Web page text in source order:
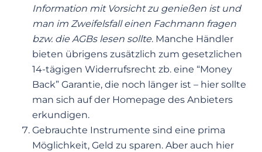
Information mit Vorsicht zu genießen ist und
man im Zweifelsfall einen Fachmann fragen
bzw. die AGBs lesen sollte. Manche Händler
bieten übrigens zusätzlich zum gesetzlichen
14-tägigen Widerrufsrecht zb. eine “Money
Back” Garantie, die noch länger ist – hier sollte
man sich auf der Homepage des Anbieters
erkundigen.
Gebrauchte Instrumente sind eine prima
Möglichkeit, Geld zu sparen. Aber auch hier